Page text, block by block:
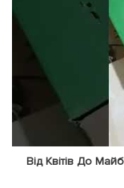
Від Квітів До